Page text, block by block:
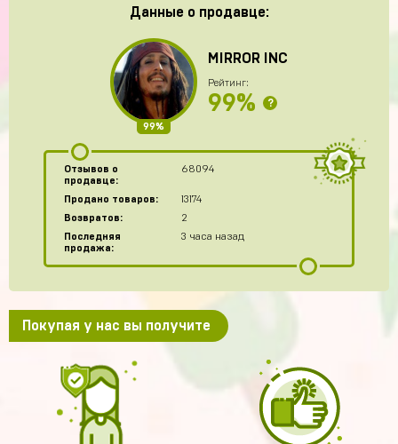
Данные о продавце:
99%
MIRROR INC
Рейтинг:
99% ?
Отзывов о
продавце:
68094
Продано товаров:
13174
Возвратов:
2
Последняя
продажа:
3 часа назад
Покупая у нас вы получите